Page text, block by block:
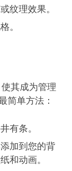
纹理效果。
。
其成为管理
简单方法：
有条。
加到您的背
和动画。